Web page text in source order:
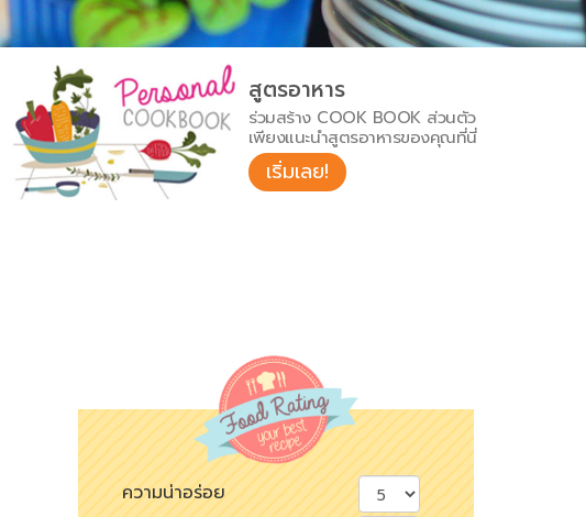
สูตรอาหาร
ร่วมสร้าง COOK BOOK ส่วนตัว
เพียงแนะนำสูตรอาหารของคุณที่นี่
เริ่มเลย!
ความน่าอร่อย